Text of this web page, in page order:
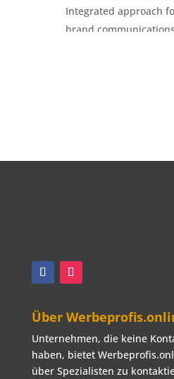
Integrated approach
brand
User journeys
Über
Unternehmen, die keine
haben, bietet
über Spezialisten zu